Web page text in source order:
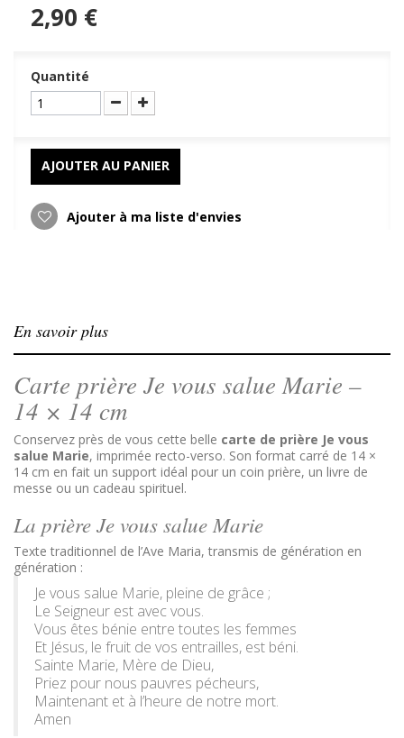
2,90 €
Quantité
AJOUTER AU PANIER
Ajouter à ma liste d'envies
En savoir plus
Carte prière Je vous salue Marie –
14 × 14 cm
Conservez près de vous cette belle carte de prière Je vous
salue Marie, imprimée recto-verso. Son format carré de 14 ×
14 cm en fait un support idéal pour un coin prière, un livre de
messe ou un cadeau spirituel.
La prière Je vous salue Marie
Texte traditionnel de l’Ave Maria, transmis de génération en
génération :
Je vous salue Marie, pleine de grâce ;
Le Seigneur est avec vous.
Vous êtes bénie entre toutes les femmes
Et Jésus, le fruit de vos entrailles, est béni.
Sainte Marie, Mère de Dieu,
Priez pour nous pauvres pécheurs,
Maintenant et à l’heure de notre mort.
Amen